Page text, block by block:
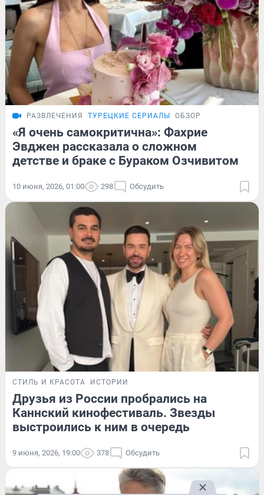
РАЗВЛЕЧЕНИЯ ТУРЕЦКИЕ СЕРИАЛЫ ОБЗОР
«Я очень самокритична»: Фахрие
Эвджен рассказала о сложном
детстве и браке с Бураком Озчивитом
10 июня, 2026, 01:00 298 Обсудить
СТИЛЬ И КРАСОТА ИСТОРИИ
Друзья из России пробрались на
Каннский кинофестиваль. Звезды
выстроились к ним в очередь
9 июня, 2026, 19:00 378 Обсудить